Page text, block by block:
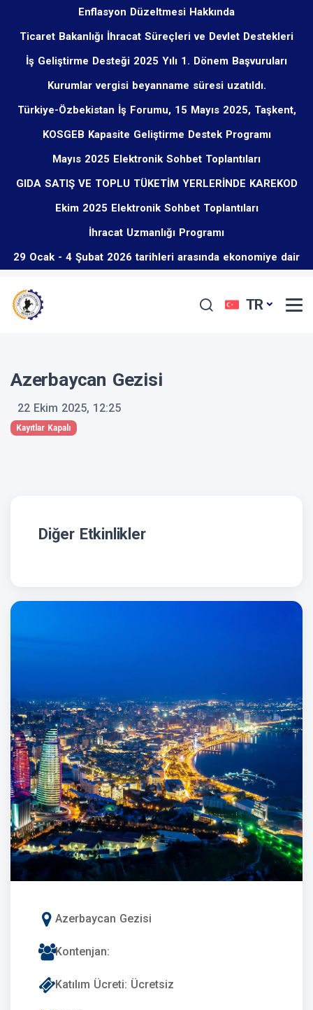
Enflasyon Düzeltmesi Hakkında
Ticaret Bakanlığı İhracat Süreçleri ve Devlet Destekleri
Eğitim Programı Hakkında
İş Geliştirme Desteği 2025 Yılı 1. Dönem Başvuruları
Başladı
Kurumlar vergisi beyanname süresi uzatıldı.
Türkiye-Özbekistan İş Forumu, 15 Mayıs 2025, Taşkent,
Özbekistan
KOSGEB Kapasite Geliştirme Destek Programı
Mayıs 2025 Elektronik Sohbet Toplantıları
GIDA SATIŞ VE TOPLU TÜKETİM YERLERİNDE KAREKOD
UYGULAMASI ZORUNLU OLMUŞTUR.
Ekim 2025 Elektronik Sohbet Toplantıları
İhracat Uzmanlığı Programı
29 Ocak - 4 Şubat 2026 tarihleri arasında ekonomiye dair
TR
Azerbaycan Gezisi
22 Ekim 2025, 12:25
Kayıtlar Kapalı
Diğer Etkinlikler
Azerbaycan Gezisi
Kontenjan:
Katılım Ücreti: Ücretsiz